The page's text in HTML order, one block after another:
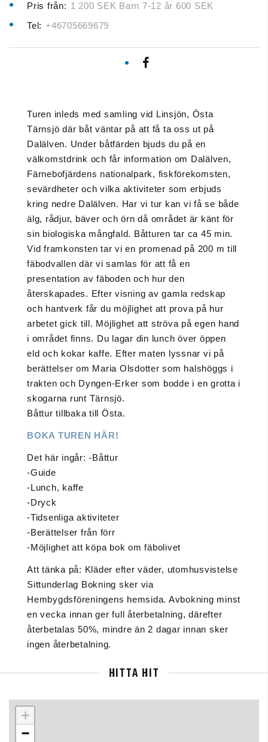
Pris från: 1 200 SEK Barn 7-12 år 600 SEK
Tel: +46705669679
Turen inleds med samling vid Linsjön, Östa
Tärnsjö där båt väntar på att få ta oss ut på
Dalälven. Under båtfärden bjuds du på en
välkomstdrink och får information om Dalälven,
Färnebofjärdens nationalpark, fiskförekomsten,
sevärdheter och vilka aktiviteter som erbjuds
kring nedre Dalälven. Har vi tur kan vi få se både
älg, rådjur, bäver och örn då området är känt för
sin biologiska mångfald. Båtturen tar ca 45 min.
Vid framkonsten tar vi en promenad på 200 m till
fäbodvallen där vi samlas för att få en
presentation av fäboden och hur den
återskapades. Efter visning av gamla redskap
och hantverk får du möjlighet att prova på hur
arbetet gick till. Möjlighet att ströva på egen hand
i området finns. Du lagar din lunch över öppen
eld och kokar kaffe. Efter maten lyssnar vi på
berättelser om Maria Olsdotter som halshöggs i
trakten och Dyngen-Erker som bodde i en grotta i
skogarna runt Tärnsjö.
Båttur tillbaka till Östa.
BOKA TUREN HÄR!
Det här ingår: -Båttur
-Guide
-Lunch, kaffe
-Dryck
-Tidsenliga aktiviteter
-Berättelser från förr
-Möjlighet att köpa bok om fäbolivet
Att tänka på: Kläder efter väder, utomhusvistelse
Sittunderlag Bokning sker via
Hembygdsföreningens hemsida. Avbokning minst
en vecka innan ger full återbetalning, därefter
återbetalas 50%, mindre än 2 dagar innan sker
ingen återbetalning.
HITTA HIT
+
−